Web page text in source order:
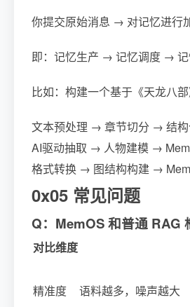
你提交原始消息 → 对记忆进行
即：记忆生产 → 记忆调度 →
比如：构建一个基于《天龙八
文本预处理 → 章节切分 → 结构
AI驱动抽取 → 人物建模 →
格式转换 → 图结构构建 →
0x05 常见问题
Q：MemOS 和普通 RAG
对比维度
精准度 语料越多，噪声越大